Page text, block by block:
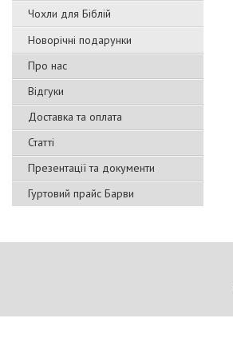
Чохли для Біблій
Новорічні подарунки
Про нас
Відгуки
Доставка та оплата
Статті
Презентації та документи
Гуртовий прайс Барви